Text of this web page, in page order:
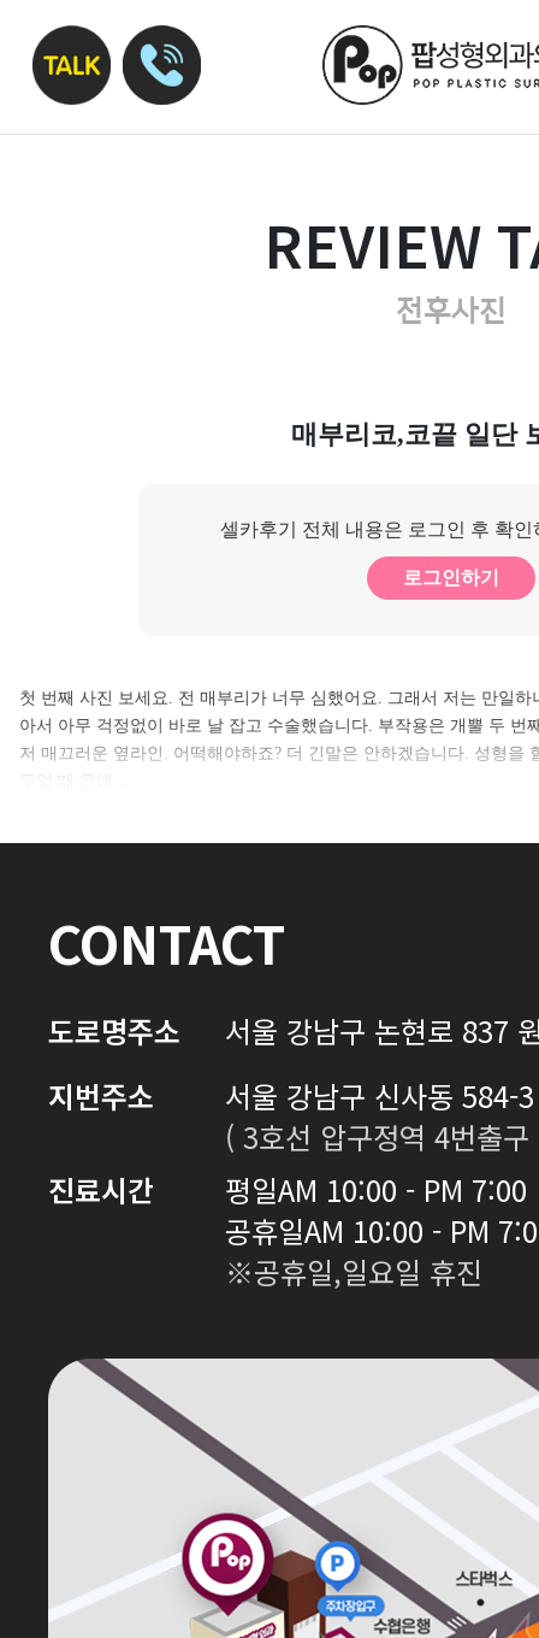
REVIEW
전후사진
매부리코,코끝 일단
셀카후기 전체 내용은 로그인 후 확
로그인하기
첫 번째 사진 보세요. 전 매부리가 너무 심했어요. 그래서 저는 만일
아서 아무 걱정없이 바로 날 잡고 수술했습니다. 부작용은 개뿔 두 번
저 매끄러운 옆라인. 어떡해야하죠? 더 긴말은 안하겠습니다. 성형을
무엇 때 문에 …
CONTACT
도로명주소
서울 강남구 논현로 837
지번주소
서울 강남구 신사동 584-
( 3호선 압구정역 4번출
진료시간
평일AM 10:00 - PM 7:00
공휴일AM 10:00 - PM
※공휴일,일요일 휴진